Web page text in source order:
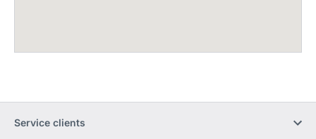
Service clients